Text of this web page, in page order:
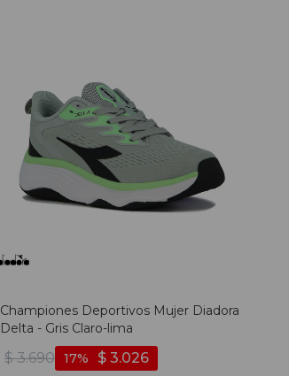
Championes Deportivos Mujer Diadora
Delta - Gris Claro-lima
$ 3.690 $ 3.026
17